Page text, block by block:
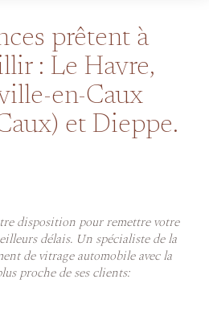
prêtent à
: Le Havre,
en-Caux
et Dieppe.
disposition pour remettre votre
délais. Un spécialiste de la
de vitrage automobile avec la
proche de ses clients: